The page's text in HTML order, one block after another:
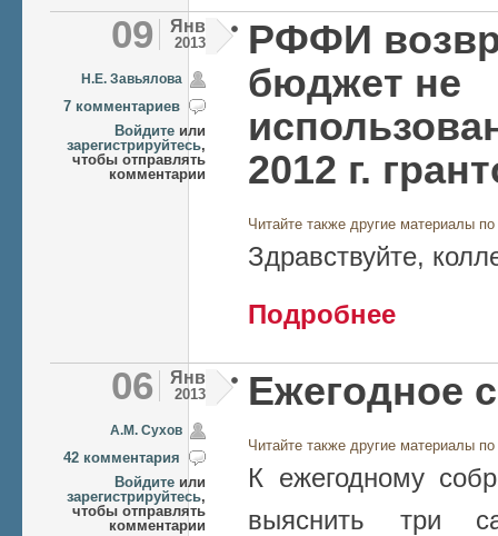
09 Янв
2013
Н.Е. Завьялова
7 комментариев
Войдите или
зарегистрируйтесь,
чтобы отправлять
комментарии
РФФИ
бюджет не
2012 г.
Читайте также другие материалы
Здравствуйте,
Подробнее
06 Янв
2013
А.М. Сухов
42 комментария
Войдите или
зарегистрируйтесь,
чтобы отправлять
комментарии
Ежегодное
Читайте также другие материалы
К ежегодному
выяснить три